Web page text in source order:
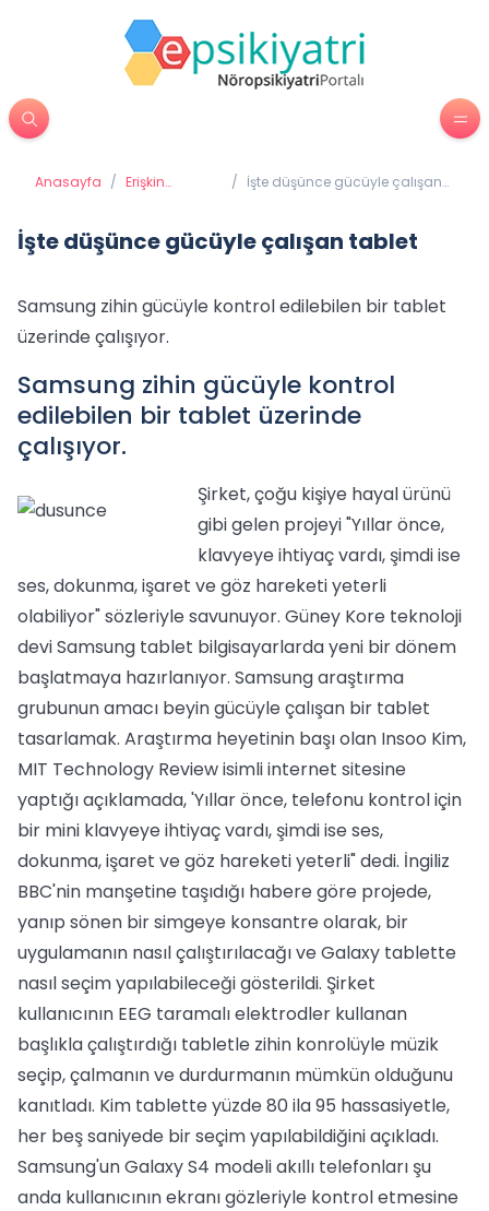
Anasayfa / Erişkin
/ İşte düşünce gücüyle çalışan
İşte düşünce gücüyle çalışan tablet
Samsung zihin gücüyle kontrol edilebilen bir tablet
üzerinde çalışıyor.
Samsung zihin gücüyle kontrol
edilebilen bir tablet üzerinde
çalışıyor.
Şirket, çoğu kişiye hayal ürünü
gibi gelen projeyi "Yıllar önce,
klavyeye ihtiyaç vardı, şimdi ise
ses, dokunma, işaret ve göz hareketi yeterli
olabiliyor" sözleriyle savunuyor. Güney Kore teknoloji
devi Samsung tablet bilgisayarlarda yeni bir dönem
başlatmaya hazırlanıyor. Samsung araştırma
grubunun amacı beyin gücüyle çalışan bir tablet
tasarlamak. Araştırma heyetinin başı olan Insoo Kim,
MIT Technology Review isimli internet sitesine
yaptığı açıklamada, 'Yıllar önce, telefonu kontrol için
bir mini klavyeye ihtiyaç vardı, şimdi ise ses,
dokunma, işaret ve göz hareketi yeterli" dedi. İngiliz
BBC'nin manşetine taşıdığı habere göre projede,
yanıp sönen bir simgeye konsantre olarak, bir
uygulamanın nasıl çalıştırılacağı ve Galaxy tablette
nasıl seçim yapılabileceği gösterildi. Şirket
kullanıcının EEG taramalı elektrodler kullanan
başlıkla çalıştırdığı tabletle zihin konrolüyle müzik
seçip, çalmanın ve durdurmanın mümkün olduğunu
kanıtladı. Kim tablette yüzde 80 ila 95 hassasiyetle,
her beş saniyede bir seçim yapılabildiğini açıkladı.
Samsung'un Galaxy S4 modeli akıllı telefonları şu
anda kullanıcının ekranı gözleriyle kontrol etmesine